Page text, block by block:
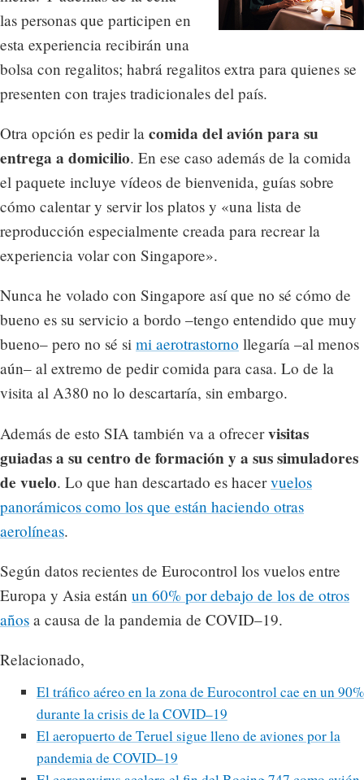
las personas que participen en
esta experiencia recibirán una
bolsa con regalitos; habrá regalitos extra para quienes se
presenten con trajes tradicionales del país.
Otra opción es pedir la comida del avión para su
entrega a domicilio. En ese caso además de la comida
el paquete incluye vídeos de bienvenida, guías sobre
cómo calentar y servir los platos y «una lista de
reproducción especialmente creada para recrear la
experiencia volar con Singapore».
Nunca he volado con Singapore así que no sé cómo de
bueno es su servicio a bordo –tengo entendido que muy
bueno– pero no sé si mi aerotrastorno llegaría –al menos
aún– al extremo de pedir comida para casa. Lo de la
visita al A380 no lo descartaría, sin embargo.
Además de esto SIA también va a ofrecervisitas
guiadas a su centro de formación y a sus simuladores
de vuelo. Lo que han descartado es hacervuelos
panorámicos como los que están haciendo otras
aerolíneas.
Según datos recientes de Eurocontrol los vuelos entre
Europa y Asia están un 60% por debajo de los de otros
años a causa de la pandemia de COVID–19.
Relacionado,
El tráfico aéreo en la zona de Eurocontrol cae en un 90%
durante la crisis de la COVID–19
El aeropuerto de Teruel sigue lleno de aviones por la
pandemia de COVID–19